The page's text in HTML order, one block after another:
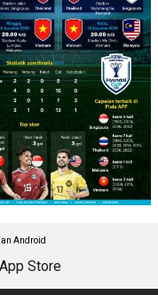
Android